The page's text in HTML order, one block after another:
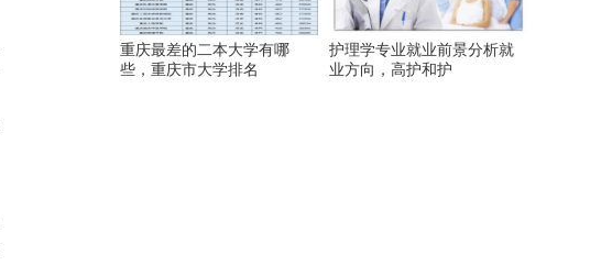
重庆最差的二本大学有哪
些，重庆市大学排名
护理学专业就业前景分析就
业方向，高护和护